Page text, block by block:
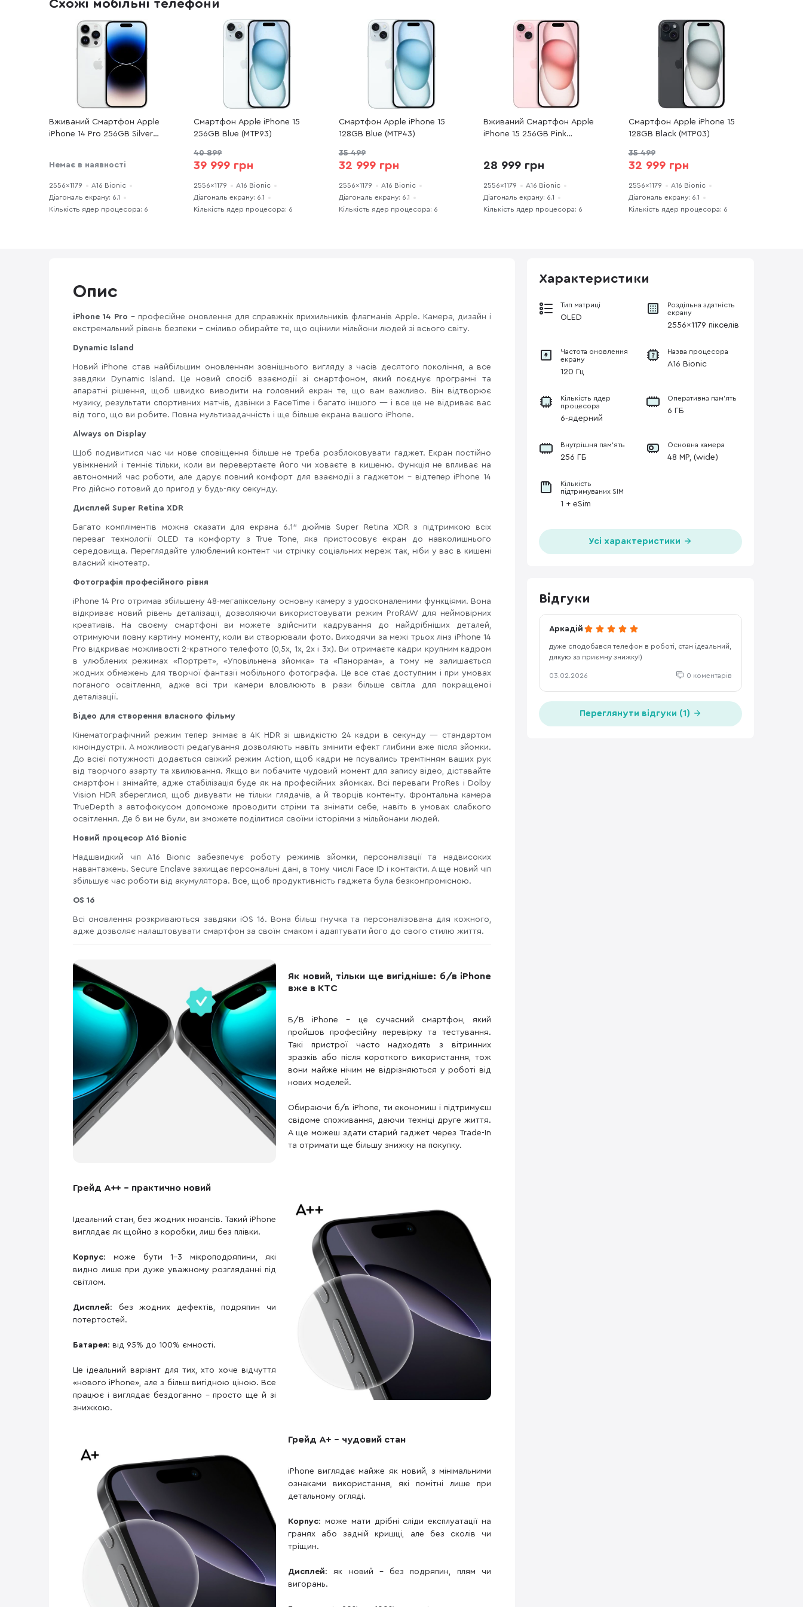
Схожі мобільні телефони
Вживаний Смартфон Apple
iPhone 14 Pro 256GB Silver
Немає в наявності
2556x1179
A16 Bionic
Діагональ екрану: 6.1
Кількість ядер процесора: 6
Смартфон Apple iPhone 15
256GB Blue (MTP93)
40 899
39 999 грн
2556x1179
A16 Bionic
Діагональ екрану: 6.1
Кількість ядер процесора: 6
Смартфон Apple iPhone 15
128GB Blue (MTP43)
35 499
32 999 грн
2556x1179
A16 Bionic
Діагональ екрану: 6.1
Кількість ядер процесора: 6
Вживаний Смартфон Apple
iPhone 15 256GB Pink
28 999 грн
2556x1179
A16 Bionic
Діагональ екрану: 6.1
Кількість ядер процесора: 6
Смартфон Apple iPhone 15
128GB Black (MTP03)
35 499
32 999 грн
2556x1179
A16 Bionic
Діагональ екрану: 6.1
Кількість ядер процесора: 6
Опис
iPhone 14 Pro – професійне оновлення для справжніх прихильників флагманів Apple. Камера, дизайн і
екстремальний рівень безпеки – сміливо обирайте те, що оцінили мільйони людей зі всього світу.
Dynamic Island
Новий iPhone став найбільшим оновленням зовнішнього вигляду з часів десятого покоління, а все
завдяки Dynamic Island. Це новий спосіб взаємодії зі смартфоном, який поєднує програмні та
апаратні рішення, щоб швидко виводити на головний екран те, що вам важливо. Він відтворює
музику, результати спортивних матчів, дзвінки з FaceTime і багато іншого — і все це не відриває вас
від того, що ви робите. Повна мультизадачність і ще більше екрана вашого iPhone.
Always on Display
Щоб подивитися час чи нове сповіщення більше не треба розблоковувати гаджет. Екран постійно
увімкнений і темніє тільки, коли ви перевертаєте його чи ховаєте в кишеню. Функція не впливає на
автономний час роботи, але дарує повний комфорт для взаємодії з гаджетом – відтепер iPhone 14
Pro дійсно готовий до пригод у будь-яку секунду.
Дисплей Super Retina XDR
Багато компліментів можна сказати для екрана 6.1" дюймів Super Retina XDR з підтримкою всіх
переваг технології OLED та комфорту з True Tone, яка пристосовує екран до навколишнього
середовища. Переглядайте улюблений контент чи стрічку соціальних мереж так, ніби у вас в кишені
власний кінотеатр.
Фотографія професійного рівня
iPhone 14 Pro отримав збільшену 48-мегапіксельну основну камеру з удосконаленими функціями. Вона
відкриває новий рівень деталізації, дозволяючи використовувати режим ProRAW для неймовірних
креативів. На своєму смартфоні ви можете здійснити кадрування до найдрібніших деталей,
отримуючи повну картину моменту, коли ви створювали фото. Виходячи за межі трьох лінз iPhone 14
Pro відкриває можливості 2-кратного телефото (0,5x, 1x, 2x і 3x). Ви отримаєте кадри крупним кадром
в улюблених режимах «Портрет», «Уповільнена зйомка» та «Панорама», а тому не залишається
жодних обмежень для творчої фантазії мобільного фотографа. Це все стає доступним і при умовах
поганого освітлення, адже всі три камери вловлюють в рази більше світла для покращеної
деталізації.
Відео для створення власного фільму
Кінематографічний режим тепер знімає в 4K HDR зі швидкістю 24 кадри в секунду — стандартом
кіноіндустрії. А можливості редагування дозволяють навіть змінити ефект глибини вже після зйомки.
До всієї потужності додається свіжий режим Action, щоб кадри не псувались тремтінням ваших рук
від творчого азарту та хвилювання. Якщо ви побачите чудовий момент для запису відео, діставайте
смартфон і знімайте, адже стабілізація буде як на професійних зйомках. Всі переваги ProRes і Dolby
Vision HDR збереглися, щоб дивувати не тільки глядачів, а й творців контенту. Фронтальна камера
TrueDepth з автофокусом допоможе проводити стріми та знімати себе, навіть в умовах слабкого
освітлення. Де б ви не були, ви зможете поділитися своїми історіями з мільйонами людей.
Новий процесор A16 Bionic
Надшвидкий чіп A16 Bionic забезпечує роботу режимів зйомки, персоналізації та надвисоких
навантажень. Secure Enclave захищає персональні дані, в тому числі Face ID і контакти. А ще новий чіп
збільшує час роботи від акумулятора. Все, щоб продуктивність гаджета була безкомпромісною.
OS 16
Всі оновлення розкриваються завдяки iOS 16. Вона більш гнучка та персоналізована для кожного,
адже дозволяє налаштовувати смартфон за своїм смаком і адаптувати його до свого стилю життя.
Як новий, тільки ще вигідніше: б/в iPhone
вже в КТС
Б/В iPhone – це сучасний смартфон, який
пройшов професійну перевірку та тестування.
Такі пристрої часто надходять з вітринних
зразків або після короткого використання, тож
вони майже нічим не відрізняються у роботі від
нових моделей.
Обираючи б/в iPhone, ти економиш і підтримуєш
свідоме споживання, даючи техніці друге життя.
А ще можеш здати старий гаджет через Trade-In
та отримати ще більшу знижку на покупку.
Грейд A++ – практично новий
Ідеальний стан, без жодних нюансів. Такий iPhone
виглядає як щойно з коробки, лиш без плівки.
Корпус: може бути 1–3 мікроподряпини, які
видно лише при дуже уважному розгляданні під
світлом.
Дисплей: без жодних дефектів, подряпин чи
потертостей.
Батарея: від 95% до 100% ємності.
Це ідеальний варіант для тих, хто хоче відчуття
«нового iPhone», але з більш вигідною ціною. Все
працює і виглядає бездоганно – просто ще й зі
знижкою.
Грейд A+ – чудовий стан
iPhone виглядає майже як новий, з мінімальними
ознаками використання, які помітні лише при
детальному огляді.
Корпус: може мати дрібні сліди експлуатації на
гранях або задній кришці, але без сколів чи
тріщин.
Дисплей: як новий – без подряпин, плям чи
вигорань.
Характеристики
Тип матриці
OLED
Роздільна здатність
екрану
2556x1179 пікселів
Частота оновлення
екрану
120 Гц
Назва процесора
A16 Bionic
Кількість ядер
процесора
6-ядерний
Оперативна пам'ять
6 ГБ
Внутрішня пам'ять
256 ГБ
Основна камера
48 MP, (wide)
Кількість
підтримуваних SIM
1 + eSim
Усі характеристики
Відгуки
Аркадій
дуже сподобався телефон в роботі, стан ідеальний,
дякую за приємну знижку!)
03.02.2026 0 коментарів
Переглянути відгуки (1)